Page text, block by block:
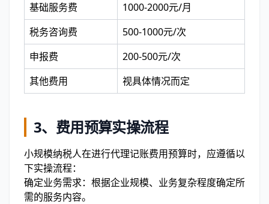
基础服务费
1000-2000元/月
税务咨询费
500-1000元/次
申报费
200-500元/次
其他费用
视具体情况而定
3、 费用预算实操流程
小规模纳税人在进行代理记账费用预算时，应遵循以
下实操流程：
确定业务需求：根据企业规模、业务复杂程度确定所
需的服务内容。